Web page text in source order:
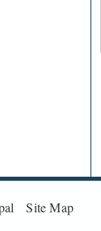
Site Map